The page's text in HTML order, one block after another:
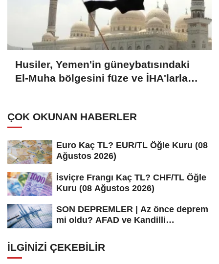
Husiler, Yemen'in güneybatısındaki
El-Muha bölgesini füze ve İHA'larla
ÇOK OKUNAN HABERLER
Euro Kaç TL? EUR/TL Öğle Kuru (08
Ağustos 2026)
İsviçre Frangı Kaç TL? CHF/TL Öğle
Kuru (08 Ağustos 2026)
SON DEPREMLER | Az önce deprem
mi oldu? AFAD ve Kandilli
İLGINIZI ÇEKEBILIR